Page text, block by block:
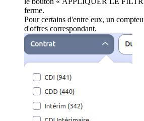
ferme.
Pour certains d'entre eux, un
d'offres correspondant.